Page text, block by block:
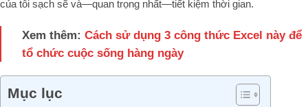
của tôi sạch sẽ và—quan trọng nhất—tiết kiệm thời gian.
Xem thêm: Cách sử dụng 3 công thức Excel này để
tổ chức cuộc sống hàng ngày
Mục lục